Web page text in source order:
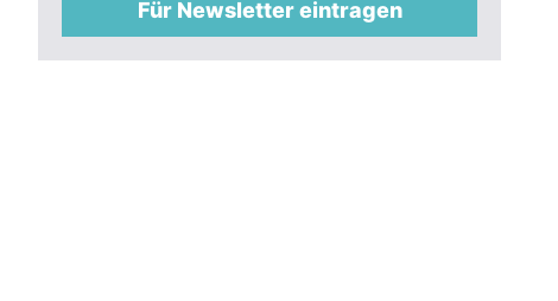
Für Newsletter eintragen